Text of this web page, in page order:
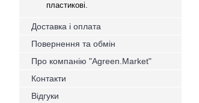
пластикові.
Доставка і оплата
Повернення та обмін
Про компанію "Agreen.Market"
Контакти
Відгуки